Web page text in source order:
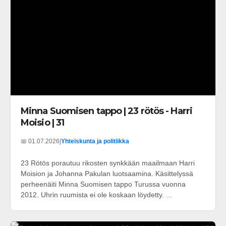
Minna Suomisen tappo | 23 rötös - Harri
Moisio | 31
📅 01.07.2026 Yhteiskunta ja politiikka
23 Rötös porautuu rikosten synkkään maailmaan Harri
Moision ja Johanna Pakulan luotsaamina. Käsittelyssä
perheenäiti Minna Suomisen tappo Turussa vuonna
2012. Uhrin ruumista ei ole koskaan löydetty. ...